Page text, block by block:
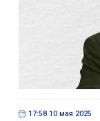
17:58 10 мая 2025